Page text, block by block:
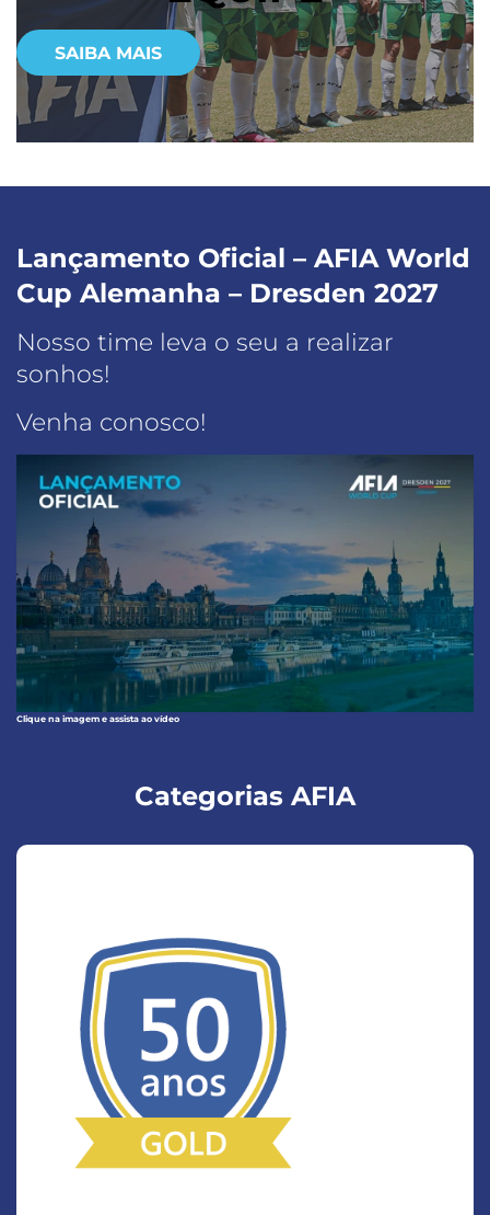
SAIBA MAIS
Lançamento Oficial – AFIA World
Cup Alemanha – Dresden 2027
Nosso time leva o seu a realizar
sonhos!
Venha conosco!
Clique na imagem e assista ao vídeo
Categorias AFIA